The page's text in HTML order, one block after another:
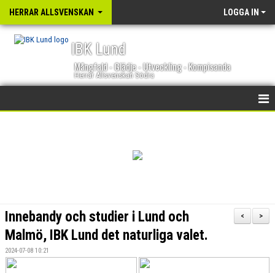
HERRAR ALLSVENSKAN LOGGA IN
IBK Lund
Mångfald - Glädje - Utveckling - Kompisanda
Herrar Allsvenskan Södra
GÄSTBOK
BILDGALLERI
>
<
Innebandy och studier i Lund och
Malmö, IBK Lund det naturliga valet.
2024-07-08 10:21